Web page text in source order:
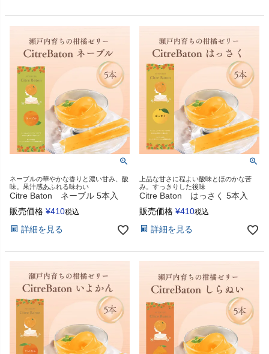
ネーブルの華やかな香りと濃い甘み、酸
味。果汁感あふれる味わい
Citre Baton ネーブル 5本入
販売価格 ¥410税込
詳細を見る
上品な甘さに程よい酸味とほのかな苦
み。すっきりした後味
Citre Baton はっさく 5本入
販売価格 ¥410税込
詳細を見る